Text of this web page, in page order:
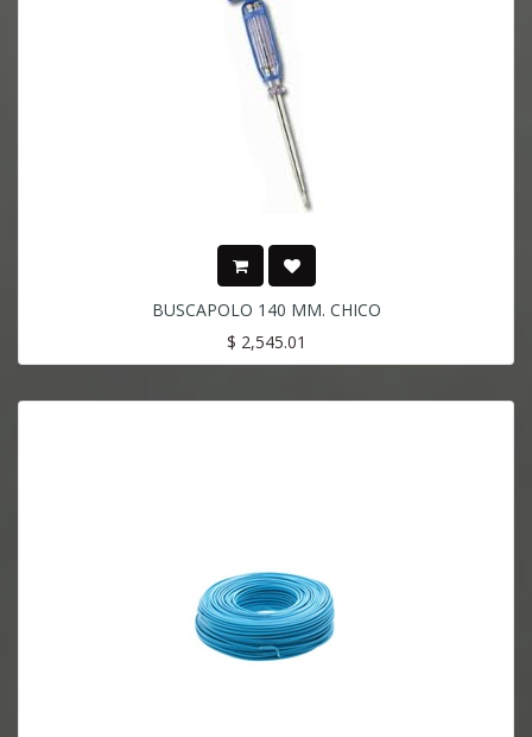
BUSCAPOLO 140 MM. CHICO
$ 2,545.01